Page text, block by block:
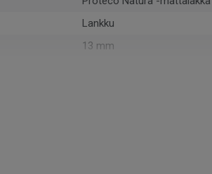
Lankku
13 mm